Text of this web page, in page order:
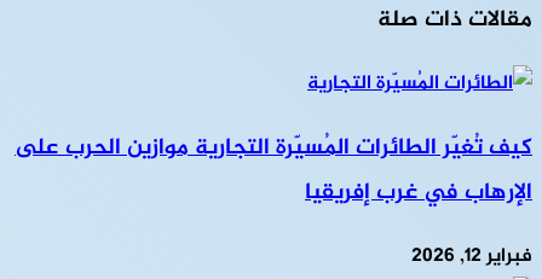
مقالات ذات صلة
كيف تُغيّر الطائرات المُسيّرة التجارية موازين الحرب على
الإرهاب في غرب إفريقيا
فبراير 12, 2026